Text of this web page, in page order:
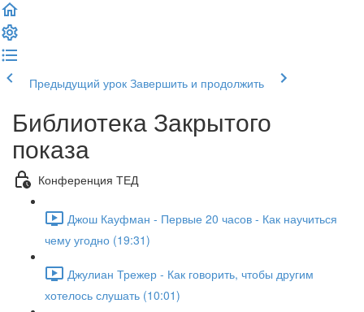
Предыдущий урок Завершить и продолжить
Библиотека Закрытого
показа
Конференция ТЕД
Джош Кауфман - Первые 20 часов - Как научиться
чему угодно (19:31)
Джулиан Трежер - Как говорить, чтобы другим
хотелось слушать (10:01)